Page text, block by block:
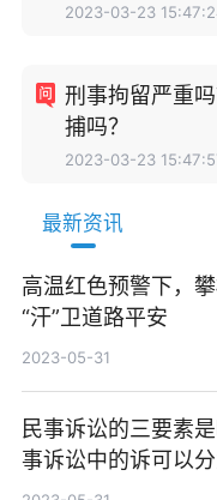
2023-03-23
刑事拘留严重
捕吗？
2023-03-23
最新资讯
高温红色预警下，
“汗”卫道路平安
2023-05-31
民事诉讼的三要素
事诉讼中的诉可以分